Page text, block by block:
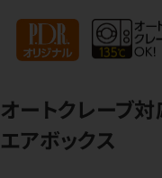
オートクレーブ
エアボックス